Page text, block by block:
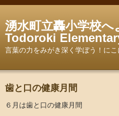
湧水町立轟小学校へ
Todoroki
言葉の力をみがき深く学ぼう！に
歯と口の健康月間
６月は歯と口の健康月間